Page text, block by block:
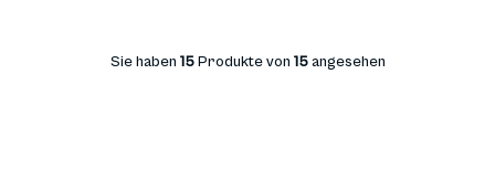
Sie haben 15Produkte von 15angesehen